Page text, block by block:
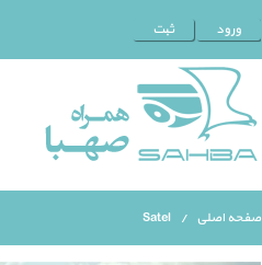
ورود ثبت
صفحه اصلی Satel